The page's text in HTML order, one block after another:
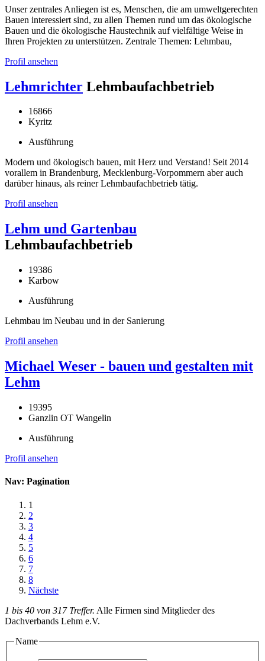
Unser zentrales Anliegen ist es, Menschen, die am umweltgerechten
Bauen interessiert sind, zu allen Themen rund um das ökologische
Bauen und die ökologische Haustechnik auf vielfältige Weise in
Ihren Projekten zu unterstützen. Zentrale Themen: Lehmbau,
Profil ansehen
Lehmrichter Lehmbaufachbetrieb
16866
Kyritz
Ausführung
Modern und ökologisch bauen, mit Herz und Verstand! Seit 2014
vorallem in Brandenburg, Mecklenburg-Vorpommern aber auch
darüber hinaus, als reiner Lehmbaufachbetrieb tätig.
Profil ansehen
Lehm und Gartenbau
Lehmbaufachbetrieb
19386
Karbow
Ausführung
Lehmbau im Neubau und in der Sanierung
Profil ansehen
Michael Weser - bauen und gestalten mit
Lehm
19395
Ganzlin OT Wangelin
Ausführung
Profil ansehen
Nav: Pagination
1
2
3
4
5
6
7
8
Nächste
1 bis 40 von 317 Treffer. Alle Firmen sind Mitglieder des
Dachverbands Lehm e.V.
Name